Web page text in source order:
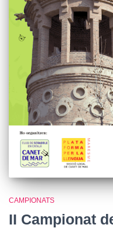
CAMPIONATS
II Campionat